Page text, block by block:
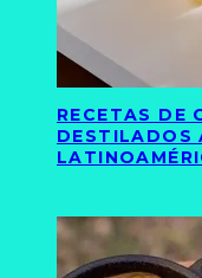
RECETAS DE
DESTILADOS